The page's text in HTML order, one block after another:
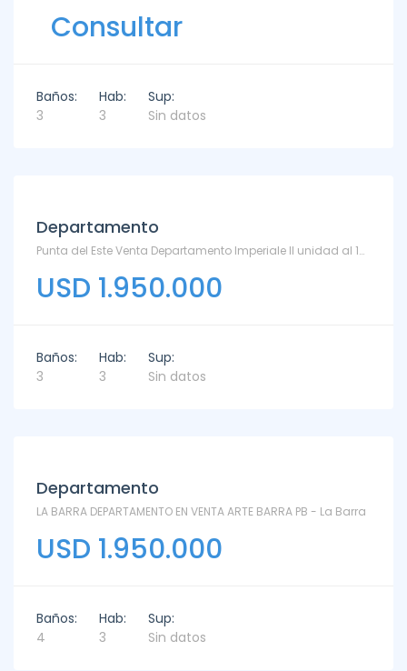
Consultar
Baños:
3
Hab:
3
Sup:
Sin datos
Departamento
Punta del Este Venta Departamento Imperiale II unidad al 1601 - Playa Brava
USD 1.950.000
Baños:
3
Hab:
3
Sup:
Sin datos
Departamento
LA BARRA DEPARTAMENTO EN VENTA ARTE BARRA PB - La Barra
USD 1.950.000
Baños:
4
Hab:
3
Sup:
Sin datos